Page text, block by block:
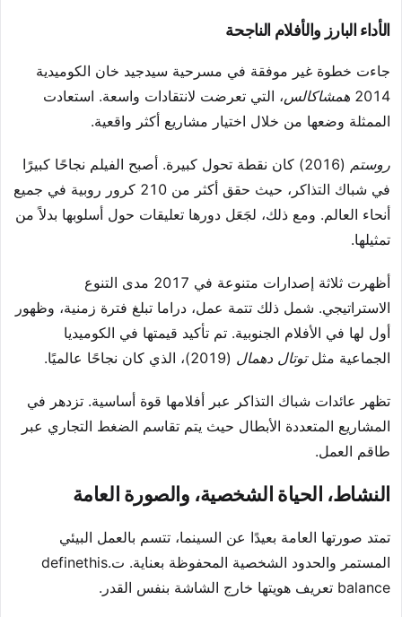
الأداء البارز والأفلام الناجحة
جاءت خطوة غير موفقة في مسرحية سيدجيد خان الكوميدية
2014 همشاكالس، التي تعرضت لانتقادات واسعة. استعادت
الممثلة وضعها من خلال اختيار مشاريع أكثر واقعية.
روستم
(2016) كان نقطة تحول كبيرة. أصبح الفيلم نجاحًا كبيرًا
في شباك التذاكر، حيث حقق أكثر من 210 كرور روبية في جميع
أنحاء العالم. ومع ذلك، لجَعَل دورها تعليقات حول أسلوبها بدلاً من
تمثيلها.
أظهرت ثلاثة إصدارات متنوعة في 2017 مدى التنوع
الاستراتيجي. شمل ذلك تتمة عمل، دراما تبلغ فترة زمنية، وظهور
أول لها في الأفلام الجنوبية. تم تأكيد قيمتها في الكوميديا
الجماعية مثلتوتال دهمال (2019)، الذي كان نجاحًا عالميًا.
تظهر عائدات شباك التذاكر عبر أفلامها قوة أساسية. تزدهر في
المشاريع المتعددة الأبطال حيث يتم تقاسم الضغط التجاري عبر
طاقم العمل.
النشاط، الحياة الشخصية، والصورة العامة
تمتد صورتها العامة بعيدًا عن السينما، تتسم بالعمل البيئي
المستمر والحدود الشخصية المحفوظة بعناية. ت.definethis
balance تعريف هويتها خارج الشاشة بنفس القدر.